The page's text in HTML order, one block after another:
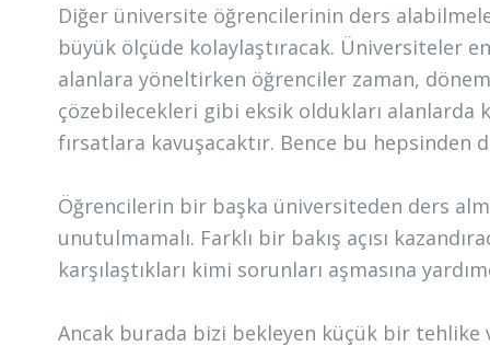
Diğer üniversite öğrencilerinin ders
büyük ölçüde kolaylaştıracak. Üniversiteler
alanlara yöneltirken öğrenciler zaman,
çözebilecekleri gibi eksik oldukları
fırsatlara kavuşacaktır. Bence bu hepsinden
Öğrencilerin bir başka üniversiteden ders
unutulmamalı. Farklı bir bakış açısı
karşılaştıkları kimi sorunları aşmasına
Ancak burada bizi bekleyen küçük bir